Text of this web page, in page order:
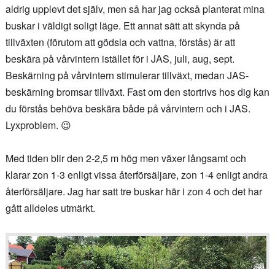
aldrig upplevt det själv, men så har jag också planterat mina
buskar i väldigt soligt läge. Ett annat sätt att skynda på
tillväxten (förutom att gödsla och vattna, förstås) är att
beskära på vårvintern istället för i JAS, juli, aug, sept.
Beskärning på vårvintern stimulerar tillväxt, medan JAS-
beskärning bromsar tillväxt. Fast om den stortrivs hos dig kan
du förstås behöva beskära både på vårvintern och i JAS.
Lyxproblem. 😉
Med tiden blir den 2-2,5 m hög men växer långsamt och
klarar zon 1-3 enligt vissa återförsäljare, zon 1-4 enligt andra
återförsäljare. Jag har satt tre buskar här i zon 4 och det har
gått alldeles utmärkt.